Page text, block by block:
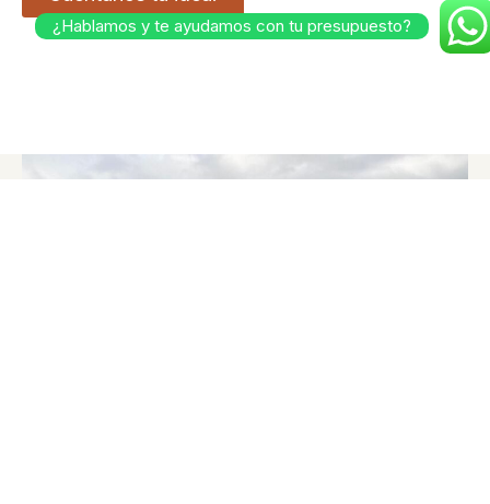
¿Hablamos y te ayudamos con tu presupuesto?